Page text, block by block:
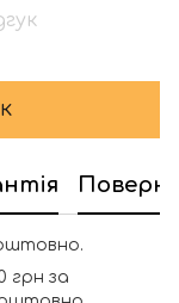
грн за